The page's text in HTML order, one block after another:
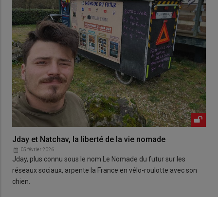
Jday et Natchav, la liberté de la vie nomade
05 février 2026
Jday, plus connu sous le nom Le Nomade du futur sur les
réseaux sociaux, arpente la France en vélo-roulotte avec son
chien.